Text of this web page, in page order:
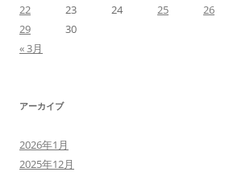
22 23 24 25 26
29
30
« 3月
アーカイブ
2026年1月
2025年12月